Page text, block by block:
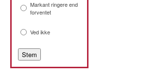
Markant ringere end
forventet
Ved ikke